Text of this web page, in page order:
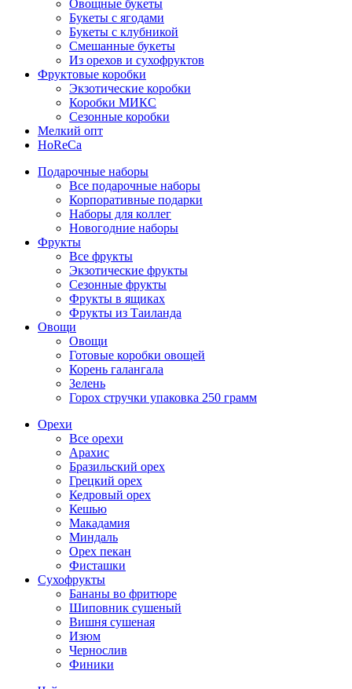
Овощные букеты
Букеты с ягодами
Букеты с клубникой
Смешанные букеты
Из орехов и сухофруктов
Фруктовые коробки
Экзотические коробки
Коробки МИКС
Сезонные коробки
Мелкий опт
HoReCa
Подарочные наборы
Все подарочные наборы
Корпоративные подарки
Наборы для коллег
Новогодние наборы
Фрукты
Все фрукты
Экзотические фрукты
Сезонные фрукты
Фрукты в ящиках
Фрукты из Таиланда
Овощи
Овощи
Готовые коробки овощей
Корень галангала
Зелень
Горох стручки упаковка 250 грамм
Орехи
Все орехи
Арахис
Бразильский орех
Грецкий орех
Кедровый орех
Кешью
Макадамия
Миндаль
Орех пекан
Фисташки
Сухофрукты
Бананы во фритюре
Шиповник сушеный
Вишня сушеная
Изюм
Чернослив
Финики